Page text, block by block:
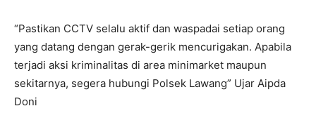
“Pastikan CCTV selalu aktif dan waspadai setiap orang
yang datang dengan gerak-gerik mencurigakan. Apabila
terjadi aksi kriminalitas di area minimarket maupun
sekitarnya, segera hubungi Polsek Lawang” Ujar Aipda
Doni